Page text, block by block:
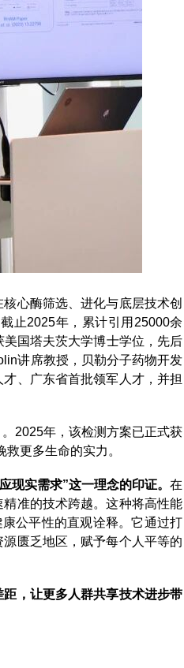
心酶筛选、进化与底层技术创
止2025年，累计引用25000余
国塔夫茨大学博士学位，先后
讲席教授，贝勒分子药物开发
、广东省首批领军人才，并担
2025年，该检测方案已正式获
更多生命的实力。
现实需求”这一理念的印证。 在
准的技术跨越。这种将高性能
公平性的直观诠释。它通过打
匮乏地区，赋予每个人平等的
，让更多人群共享技术进步带